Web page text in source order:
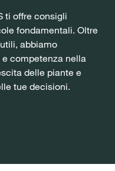
ti offre consigli
fondamentali. Oltre
abbiamo
competenza nella
delle piante e
tue decisioni.